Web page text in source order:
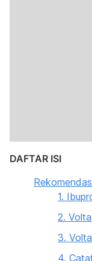
DAFTAR ISI
1.
2.
3.
4.